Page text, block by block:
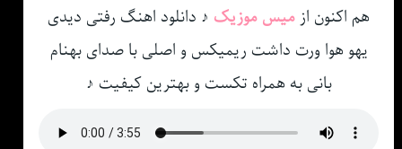
هم اکنون ازمیس موزیک ♪ دانلود اهنگ رفتی دیدی
یهو هوا ورت داشت ریمیکس و اصلی با صدای بهنام
بانی به همراه تکست و بهترین کیفیت ♪